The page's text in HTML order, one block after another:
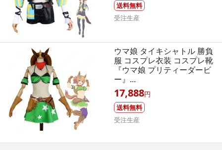
送料無料
受注生産
ウマ娘 タイキシャトル 勝負
服 コスプレ衣装 コスプレ靴
『ウマ娘 プリティーダービ
ー』...
17,888円
送料無料
受注生産